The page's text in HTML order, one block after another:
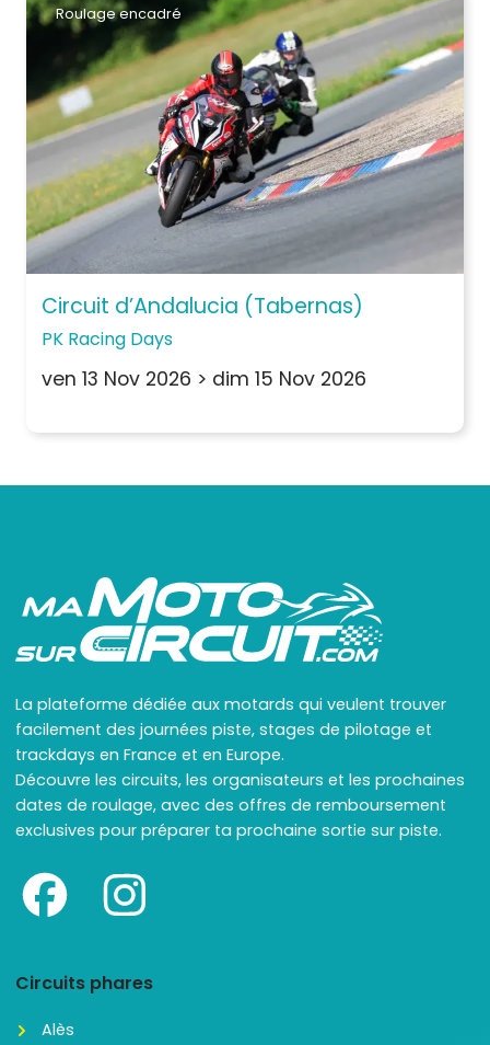
Roulage encadré
Circuit d’Andalucia (Tabernas)
PK Racing Days
ven 13 Nov 2026 > dim 15 Nov 2026
La plateforme dédiée aux motards qui veulent trouver
facilement des journées piste, stages de pilotage et
trackdays en France et en Europe.
Découvre les circuits, les organisateurs et les prochaines
dates de roulage, avec des offres de remboursement
exclusives pour préparer ta prochaine sortie sur piste.
Circuits phares
Alès